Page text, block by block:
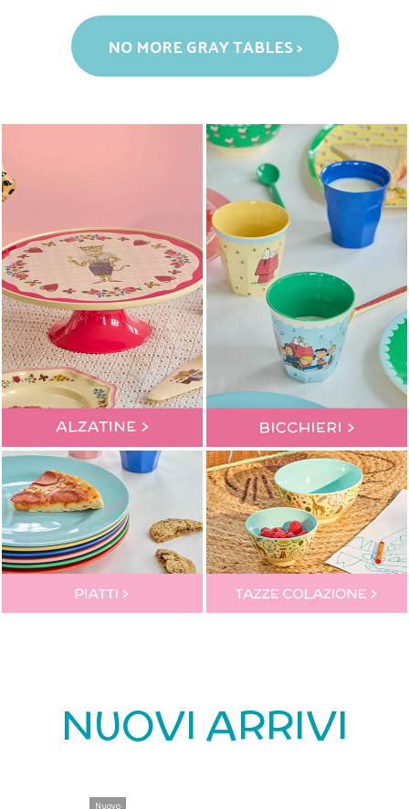
NO MORE GRAY TABLES >
NUOVI ARRIVI
Nuovo